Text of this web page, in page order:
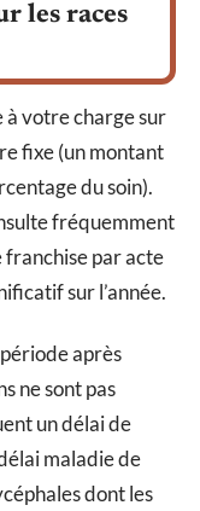
les races
à votre charge sur
fixe (un montant
du soin).
fréquemment
franchise par acte
sur l’année.
après
ne sont pas
un délai de
maladie de
dont les